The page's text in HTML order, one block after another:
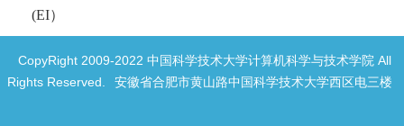
(EI）
CopyRight 2009-2022 中国科学技术大学计算机科学与技术学院 All
Rights Reserved.
安徽省合肥市黄山路中国科学技术大学西区电三楼